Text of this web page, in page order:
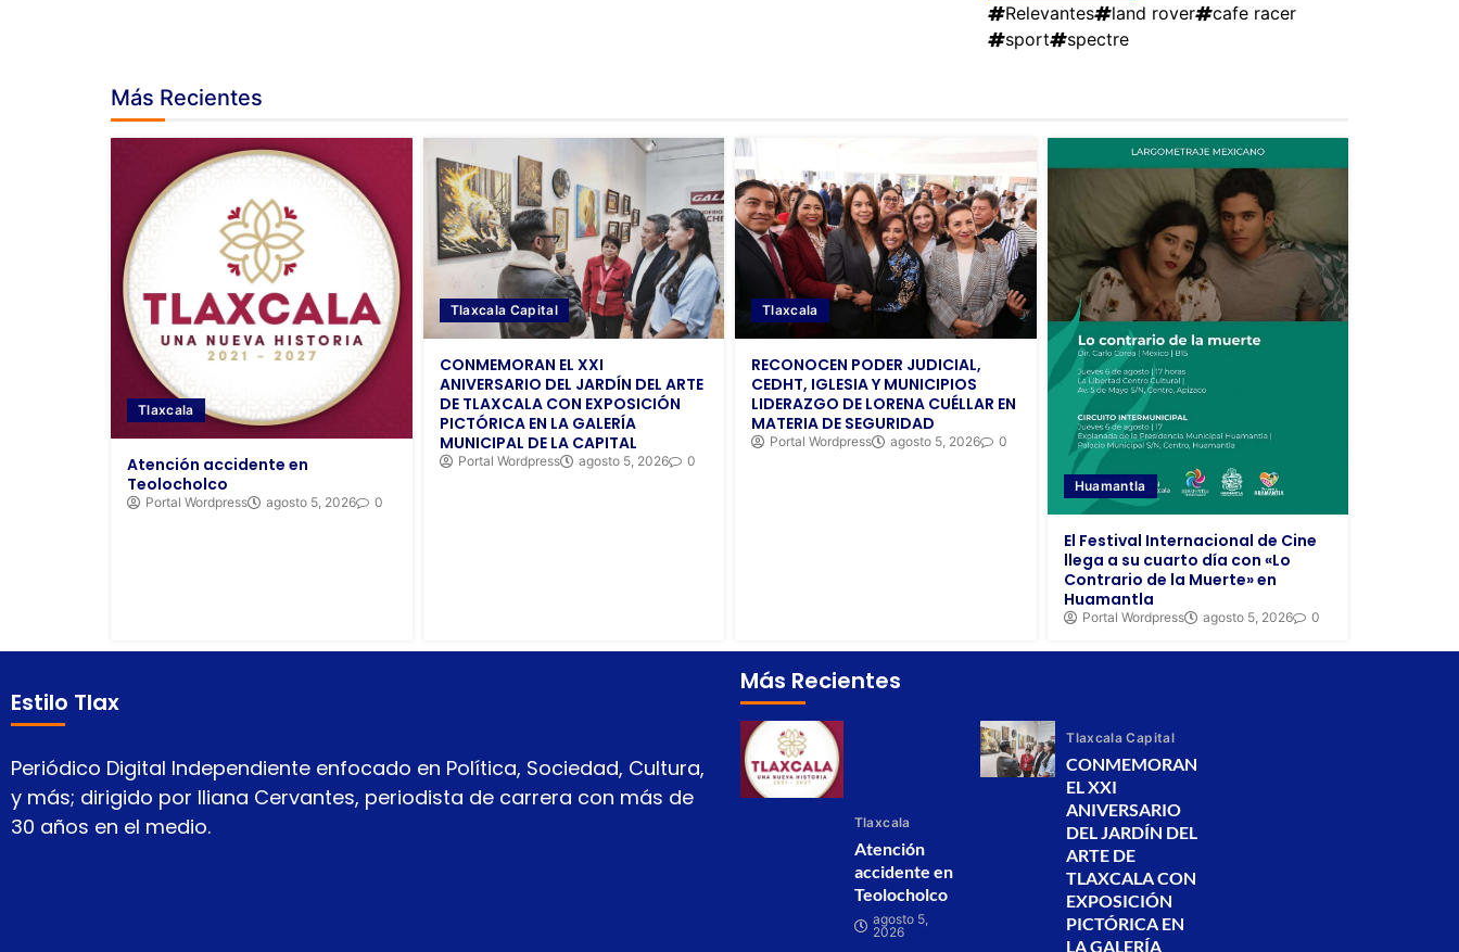
Relevantes
land rover
cafe racer
sport
spectre
Más Recientes
Tlaxcala
Atención accidente en
Teolocholco
Portal Wordpress agosto 5, 2026 0
Tlaxcala Capital
CONMEMORAN EL XXI
ANIVERSARIO DEL JARDÍN DEL ARTE
DE TLAXCALA CON EXPOSICIÓN
PICTÓRICA EN LA GALERÍA
MUNICIPAL DE LA CAPITAL
Portal Wordpress agosto 5, 2026 0
Tlaxcala
RECONOCEN PODER JUDICIAL,
CEDHT, IGLESIA Y MUNICIPIOS
LIDERAZGO DE LORENA CUÉLLAR EN
MATERIA DE SEGURIDAD
Portal Wordpress agosto 5, 2026 0
Huamantla
El Festival Internacional de Cine
llega a su cuarto día con «Lo
Contrario de la Muerte» en
Huamantla
Portal Wordpress agosto 5, 2026 0
Estilo Tlax
Periódico Digital Independiente enfocado en Política, Sociedad, Cultura,
y más; dirigido por Iliana Cervantes, periodista de carrera con más de
30 años en el medio.
Más Recientes
Tlaxcala
Atención
accidente en
Teolocholco
agosto 5,
2026
Tlaxcala Capital
CONMEMORAN
EL XXI
ANIVERSARIO
DEL JARDÍN DEL
ARTE DE
TLAXCALA CON
EXPOSICIÓN
PICTÓRICA EN
LA GALERÍA